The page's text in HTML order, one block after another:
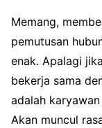
Memang,
pemutusan
enak. Apalagi
bekerja sama
adalah
Akan muncul